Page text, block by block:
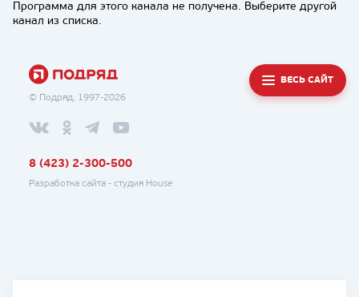
Программа для этого канала не получена. Выберите другой
канал из списка.
© Подряд, 1997-2026
ВЕСЬ САЙТ
8 (423) 2-300-500
Разработка сайта - студия House